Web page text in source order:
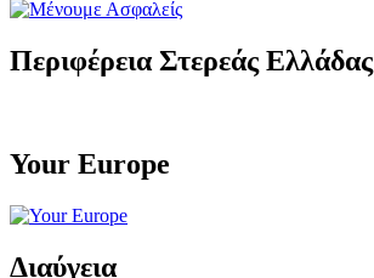
Περιφέρεια Στερεάς Ελλάδας
Your Europe
Διαύγεια